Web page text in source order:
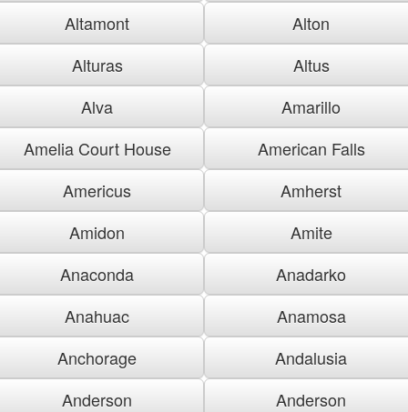
Altamont
Alton
Alturas
Altus
Alva
Amarillo
Amelia Court House
American Falls
Americus
Amherst
Amidon
Amite
Anaconda
Anadarko
Anahuac
Anamosa
Anchorage
Andalusia
Anderson
Anderson